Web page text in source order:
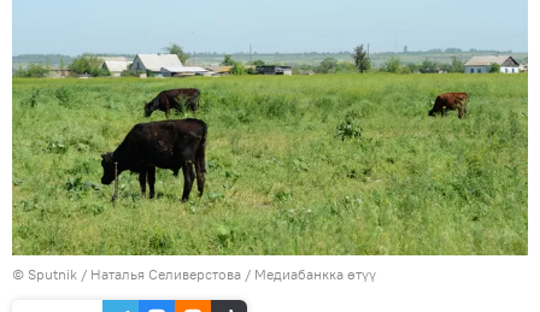
© Sputnik / Наталья Селиверстова / Медиабанкка өтүү